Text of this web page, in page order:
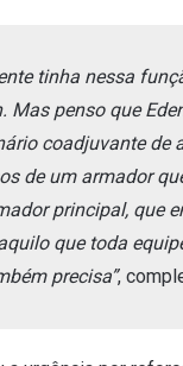
tinha nessa
Mas penso que
coadjuvante de
de um armador
principal, que
que toda
precisa”,